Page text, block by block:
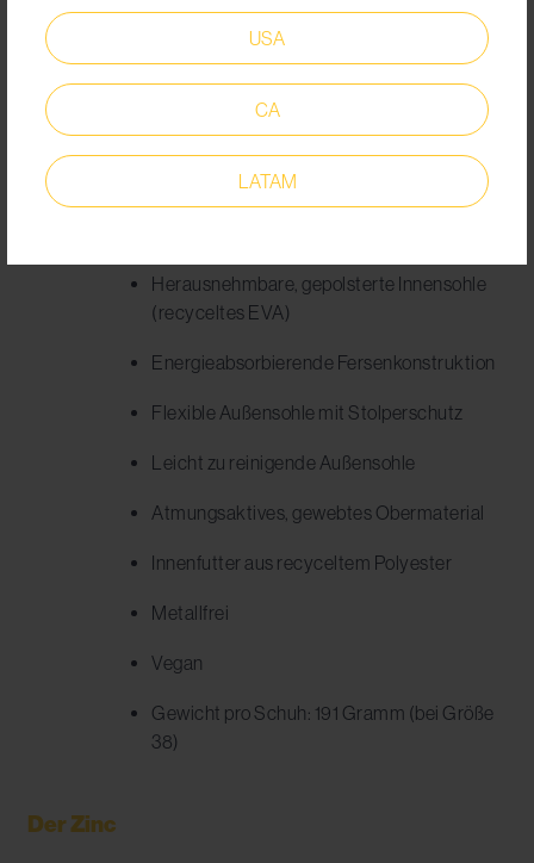
USA
CA
LATAM
Herstellungsprozess dieses Modells in der Tat
komplett nachhaltig und umweltbewusstgestaltet ist.
Seine weiteren Vorzüge finden Sie hier:
der Mittelsohle für hohen
Dämpfungskomfort und angenehmes
Herausnehmbare, gepolsterte Innensohle
(recyceltes EVA)
Energieabsorbierende Fersenkonstruktion
Flexible Außensohle mit Stolperschutz
Leicht zu reinigende Außensohle
Atmungsaktives, gewebtes Obermaterial
Innenfutter aus recyceltem Polyester
Metallfrei
Vegan
Gewicht pro Schuh: 191 Gramm (bei Größe
38)
Der Zinc